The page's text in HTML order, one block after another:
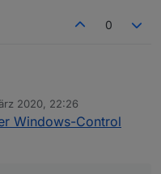
0
erster test
befehle werden
2020, 22:26
Windows-Control